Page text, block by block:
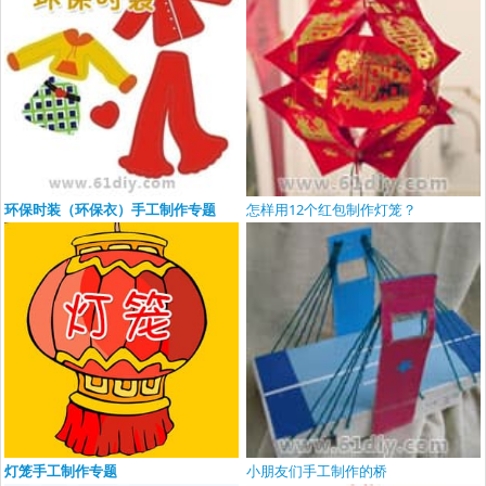
环保时装（环保衣）手工制作专题 怎样用12个红包制作灯笼？
灯笼手工制作专题 小朋友们手工制作的桥